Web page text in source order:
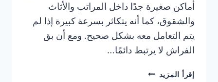
أماكن صغيرة جدًا داخل المراتب والأثاث
والشقوق، كما أنه يتكاثر بسرعة كبيرة إذا لم
يتم التعامل معه بشكل صحيح. ومع أن بق
الفراش لا يرتبط دائمًا…
إقرأ المزيد ما